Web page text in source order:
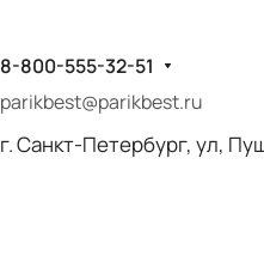
8-800-555-32-51
parikbest@parikbest.ru
г. Санкт-Петербург, ул,